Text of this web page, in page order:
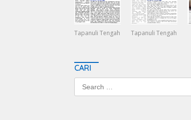
Tapanuli Tengah Tapanuli Tengah
CARI